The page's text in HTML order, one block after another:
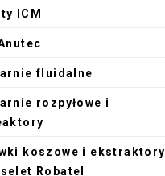
ICM
fluidalne
rozpyłowe i
koszowe i ekstraktory
Robatel